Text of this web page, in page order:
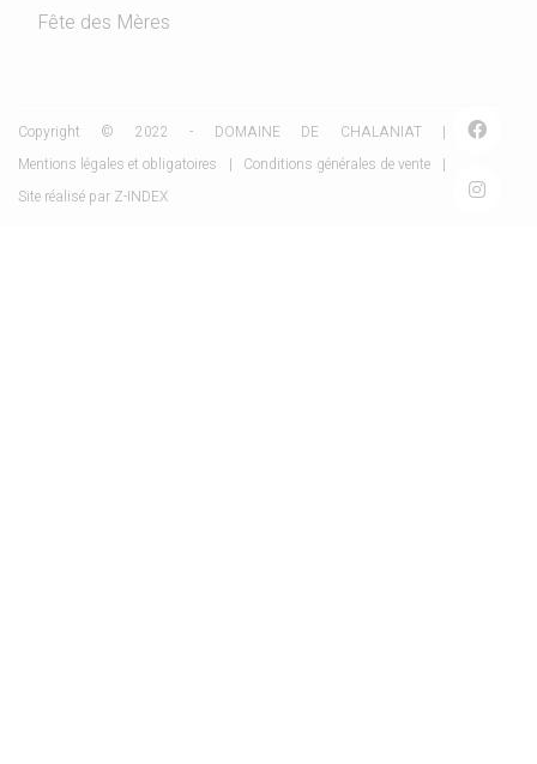
Fête des Mères
Copyright © 2022 - DOMAINE DE CHALANIAT |
Mentions légales et obligatoires | Conditions générales de vente |
Site réalisé par Z-INDEX